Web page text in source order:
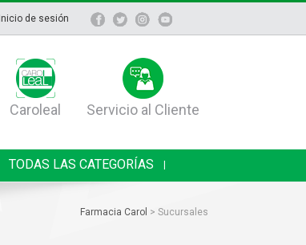
Inicio de sesión
Caroleal Servicio al Cliente
TODAS LAS CATEGORÍAS
Farmacia Carol > Sucursales